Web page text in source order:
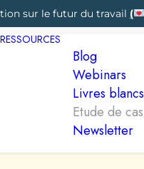
sur le futur du travail (
RESSOURCES
Blog
Webinars
Livres blancs
Etude de cas
Newsletter